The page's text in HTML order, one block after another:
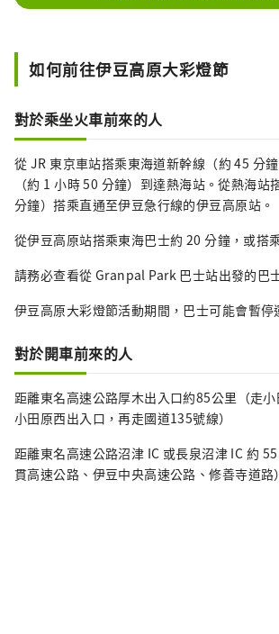
騁的【恐龍時代卡丁車】
返的“閃耀軌道”上滑行
的招牌項目——全長110米
彩虹滑道【這裡有許多
體驗色彩繽紛、奇幻的
請盡情享受目之所及、燈
如何前往伊豆高原大彩燈節
對於乘坐火車前來的人
從 JR 東京車站搭乘東海道新幹線（約 45 分
（約 1 小時 50 分鐘）到達熱海站。從熱海站
分鐘）搭乘直通至伊豆急行線的伊豆高原站。
從伊豆高原站搭乘東海巴士約 20 分鐘，或搭
請務必查看從 Granpal Park 巴士站出發的巴
伊豆高原大彩燈節活動期間，巴士可能會暫停
對於開車前來的人
距離東名高速公路厚木出入口約85公里（走
小田原西出入口，再走國道135號線）
距離東名高速公路沼津 IC 或長泉沼津 IC 約
貫高速公路、伊豆中央高速公路、修善寺道路）